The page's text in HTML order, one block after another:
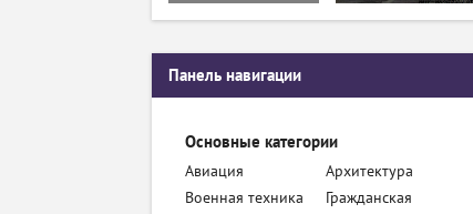
Панель навигации
Основные категории
Авиация
Архитектура
Военная техника
Гражданская